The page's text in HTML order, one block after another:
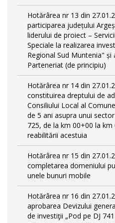
Hotărârea nr 13 din
participarea județului
liderului de proiect –
Speciale la realizarea
Regional Sud Muntenia"
Parteneriat (de principiu)
Hotărârea nr 14 din
constituirea dreptului de
Consiliului Local al
de 5 ani asupra unui
725, de la km 00+00 la
reabilitării acestuia
Hotărârea nr 15 din
completarea domeniului
unele bunuri mobile
Hotărârea nr 16 din
aprobarea Devizului
de investiţii „Pod pe DJ